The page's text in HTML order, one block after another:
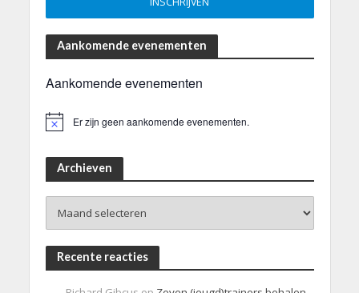
Aankomende evenementen
Aankomende evenementen
Er zijn geen aankomende evenementen.
Archieven
Recente reacties